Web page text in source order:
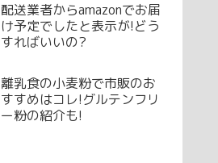
配送業者からamazonでお届
け予定でしたと表示が!どう
すればいいの?
離乳食の小麦粉で市販のお
すすめはコレ!グルテンフリ
ー粉の紹介も!